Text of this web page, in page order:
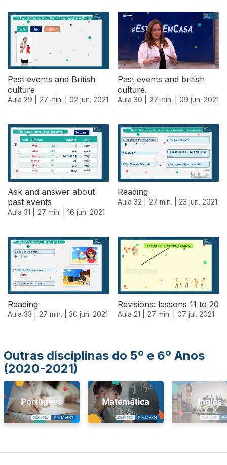
Past events and British
culture
Aula 29 | 27 min. | 02 jun. 2021
Past events and british
culture.
Aula 30 | 27 min. | 09 jun. 2021
Ask and answer about
past events
Aula 31 | 27 min. | 16 jun. 2021
Reading
Aula 32 | 27 min. | 23 jun. 2021
Reading
Aula 33 | 27 min. | 30 jun. 2021
Revisions: lessons 11 to 20
Aula 21 | 27 min. | 07 jul. 2021
556036
Outras disciplinas do 5º e 6º Anos
(2020-2021)